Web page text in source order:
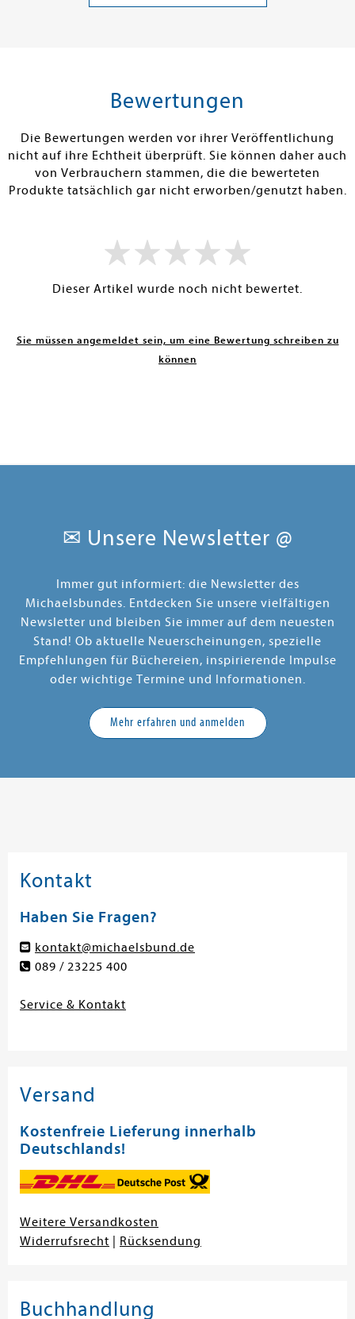
Warenkorb
Bewertungen
Die Bewertungen werden vor ihrer Veröffentlichung
nicht auf ihre Echtheit überprüft. Sie können daher auch
von Verbrauchern stammen, die die bewerteten
Produkte tatsächlich gar nicht erworben/genutzt haben.
Dieser Artikel wurde noch nicht bewertet.
Sie müssen angemeldet sein, um eine Bewertung schreiben zu
können
✉ Unsere Newsletter @
Immer gut informiert: die Newsletter des
Michaelsbundes. Entdecken Sie unsere vielfältigen
Newsletter und bleiben Sie immer auf dem neuesten
Stand! Ob aktuelle Neuerscheinungen, spezielle
Empfehlungen für Büchereien, inspirierende Impulse
oder wichtige Termine und Informationen.
Mehr erfahren und anmelden
Kontakt
Haben Sie Fragen?
kontakt@michaelsbund.de
089 / 23225 400
Service & Kontakt
Versand
Kostenfreie Lieferung innerhalb
Deutschlands!
Weitere Versandkosten
Widerrufsrecht
Rücksendung
Buchhandlung